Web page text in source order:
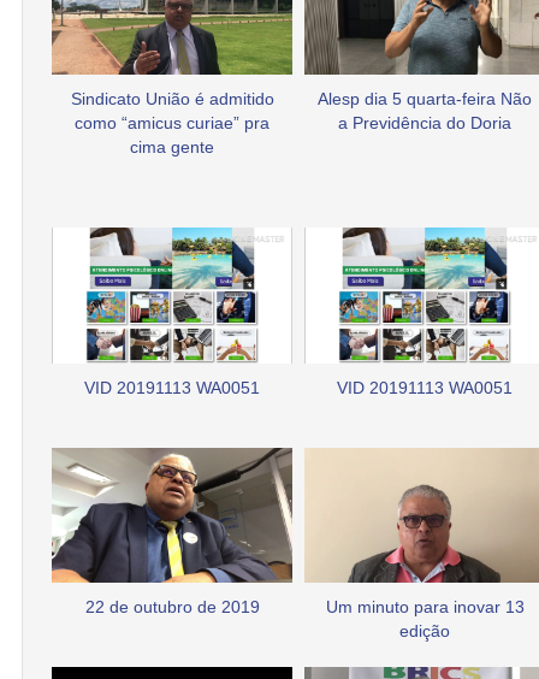
Sindicato União é admitido
como “amicus curiae” pra
cima gente
Alesp dia 5 quarta-feira Não
a Previdência do Doria
VID 20191113 WA0051 VID 20191113 WA0051
22 de outubro de 2019
Um minuto para inovar 13
edição